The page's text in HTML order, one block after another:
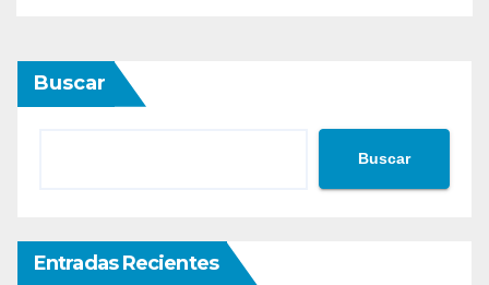
Buscar
Buscar
Entradas Recientes